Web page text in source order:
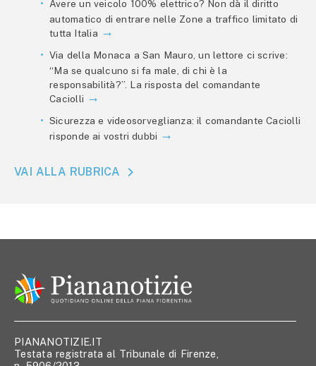
Avere un veicolo 100% elettrico? Non dà il diritto
automatico di entrare nelle Zone a traffico limitato di
tutta Italia
Via della Monaca a San Mauro, un lettore ci scrive:
“Ma se qualcuno si fa male, di chi è la
responsabilità?”. La risposta del comandante
Caciolli
Sicurezza e videosorveglianza: il comandante Caciolli
risponde ai vostri dubbi
VAI ALLA RUBRICA
PIANANOTIZIE.IT
Testata registrata al Tribunale di Firenze,